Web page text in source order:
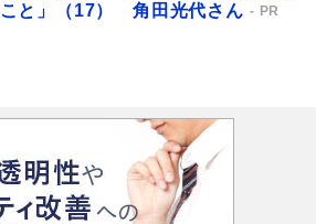
こと」（17） 角田光代さん
PR